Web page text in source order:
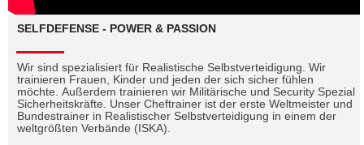
SELFDEFENSE - POWER & PASSION
Wir sind spezialisiert für Realistische Selbstverteidigung. Wir
trainieren Frauen, Kinder und jeden der sich sicher fühlen
möchte. Außerdem trainieren wir Militärische und Security Spezial
Sicherheitskräfte. Unser Cheftrainer ist der erste Weltmeister und
Bundestrainer in Realistischer Selbstverteidigung in einem der
weltgrößten Verbände (ISKA).